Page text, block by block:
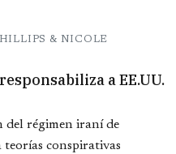
& NICOLE
a EE.UU.
del régimen iraní de
teorías conspirativas